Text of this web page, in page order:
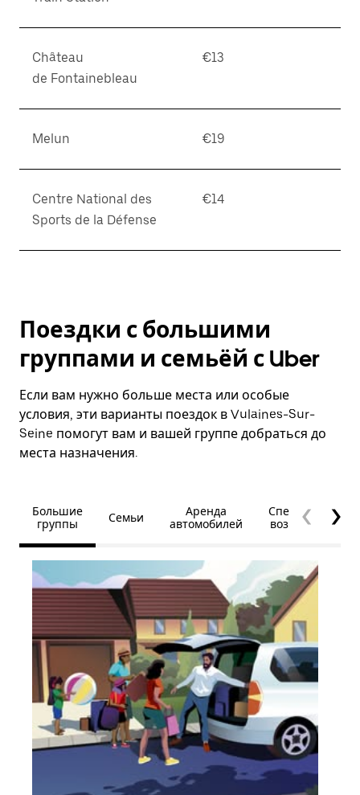
Château
de Fontainebleau
€13
Melun €19
Centre National des
Sports de la Défense
€14
Поездки с большими
группами и семьёй с Uber
Если вам нужно больше места или особые
условия, эти варианты поездок в Vulaines-Sur-
Seine помогут вам и вашей группе добраться до
места назначения.
Большие
группы
Семьи
Аренда
автомобилей
Специальные
возможности